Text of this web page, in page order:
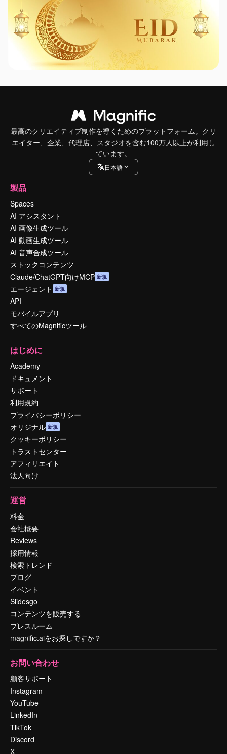
最高のクリエイティブ制作を導くためのプラットフォーム。クリ
エイター、企業、代理店、スタジオを含む100万人以上が利用し
ています。
日本語
製品
Spaces
AI アシスタント
AI 画像生成ツール
AI 動画生成ツール
AI 音声合成ツール
ストックコンテンツ
Claude/ChatGPT向けMCP 新規
エージェント 新規
API
モバイルアプリ
すべてのMagnificツール
はじめに
Academy
ドキュメント
サポート
利用規約
プライバシーポリシー
オリジナル 新規
クッキーポリシー
トラストセンター
アフィリエイト
法人向け
運営
料金
会社概要
Reviews
採用情報
検索トレンド
ブログ
イベント
Slidesgo
コンテンツを販売する
プレスルーム
magnific.aiをお探しですか？
お問い合わせ
顧客サポート
Instagram
YouTube
LinkedIn
TikTok
Discord
X